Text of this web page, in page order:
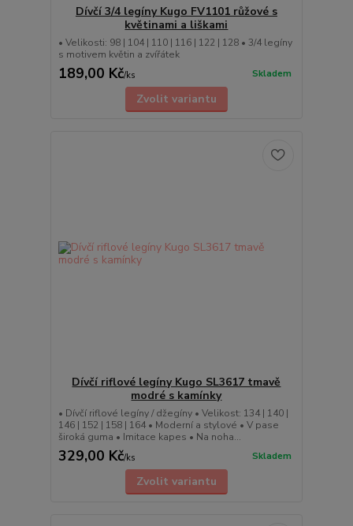
Dívčí 3/4 legíny Kugo FV1101 růžové s
květinami a liškami
• Velikosti: 98 | 104 | 110 | 116 | 122 | 128 • 3/4 legíny
s motivem květin a zvířátek
189,00 Kč/ks Skladem
Zvolit variantu
Dívčí riflové legíny Kugo SL3617 tmavě
modré s kamínky
• Dívčí riflové legíny / džegíny • Velikost: 134 | 140 |
146 | 152 | 158 | 164 • Moderní a stylové • V pase
široká guma • Imitace kapes • Na noha...
329,00 Kč/ks Skladem
Zvolit variantu